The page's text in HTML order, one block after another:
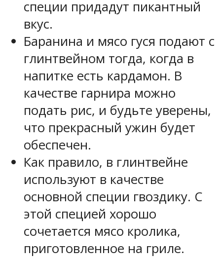
специи придадут пикантный
вкус.
Баранина и мясо гуся подают с
глинтвейном тогда, когда в
напитке есть кардамон. В
качестве гарнира можно
подать рис, и будьте уверены,
что прекрасный ужин будет
обеспечен.
Как правило, в глинтвейне
используют в качестве
основной специи гвоздику. С
этой специей хорошо
сочетается мясо кролика,
приготовленное на гриле.